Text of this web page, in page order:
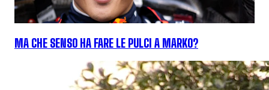
MA CHE SENSO HA FARE LE PULCI A MARKO?